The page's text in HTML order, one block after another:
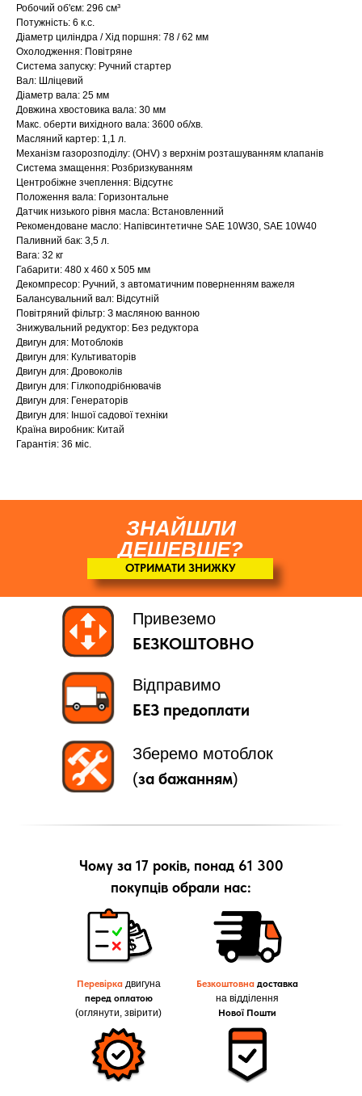
Робочий об'єм: 296 см³
Потужність: 6 к.с.
Діаметр циліндра / Хід поршня: 78 / 62 мм
Охолодження: Повітряне
Система запуску: Ручний стартер
Вал: Шліцевий
Діаметр вала: 25 мм
Довжина хвостовика вала: 30 мм
Макс. оберти вихідного вала: 3600 об/хв.
Масляний картер: 1,1 л.
Механізм газорозподілу: (OHV) з верхнім розташуванням клапанів
Система змащення: Розбризкуванням
Центробіжне зчеплення: Відсутнє
Положення вала: Горизонтальне
Датчик низького рівня масла: Встановленний
Рекомендоване масло: Напівсинтетичне SAE 10W30, SAE 10W40
Паливний бак: 3,5 л.
Вага: 32 кг
Габарити: 480 x 460 x 505 мм
Декомпресор: Ручний, з автоматичним поверненням важеля
Балансувальний вал: Відсутній
Повітряний фільтр: З масляною ванною
Знижувальний редуктор: Без редуктора
Двигун для: Мотоблоків
Двигун для: Культиваторів
Двигун для: Дровоколів
Двигун для: Гілкоподрібнювачів
Двигун для: Генераторів
Двигун для: Іншої садової техніки
Країна виробник: Китай
Гарантія: 36 міс.
ЗНАЙШЛИ
ДЕШЕВШЕ?
ОТРИМАТИ ЗНИЖКУ
Відправимо
БЕЗ предоплати
Привеземо
БЕЗКОШТОВНО
Зберемо мотоблок
(за бажанням)
Чому за 17 років, понад 61 300
покупців обрали нас:
Перевіркадвигуна
перед оплатою
(оглянути, звірити)
Безкоштовна доставка
на відділення
Нової Пошти